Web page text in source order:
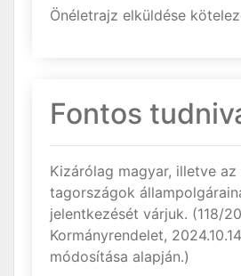
Önéletrajz elküldése
Fontos
Kizárólag magyar, illetve az
tagországok
jelentkezését várjuk. (118/
Kormányrendelet,
módosítása alapján.)